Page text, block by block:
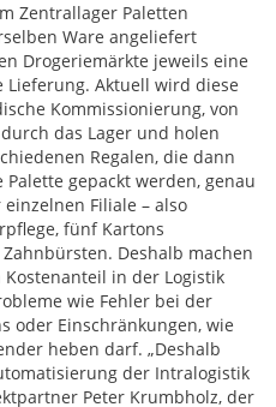
Zentrallager Paletten
Ware angeliefert
Drogeriemärkte jeweils eine
Aktuell wird diese
Kommissionierung, von
das Lager und holen
Regalen, die dann
gepackt werden, genau
Filiale – also
fünf Kartons
Deshalb machen
in der Logistik
wie Fehler bei der
oder Einschränkungen, wie
heben darf. „Deshalb
der Intralogistik
Peter Krumbholz, der